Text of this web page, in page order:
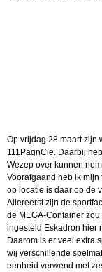
Op vrijdag 28 maart zijn
111PagnCie. Daarbij
Wezep over kunnen
Voorafgaand heb ik mijn
op locatie is daar op de
Allereerst zijn de
de MEGA-Container
ingesteld Eskadron hier
Daarom is er veel extra
wij verschillende
eenheid verwend met